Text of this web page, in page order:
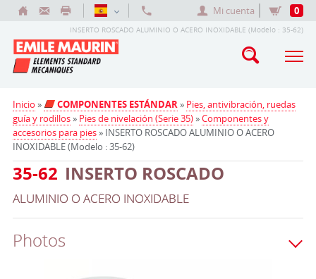
Mi cuenta 0
INSERTO ROSCADO ALUMINIO O ACERO INOXIDABLE (Modelo : 35-62)
Inicio » COMPONENTES ESTÁNDAR» Pies, antivibración, ruedas
guía y rodillos» Pies de nivelación (Serie 35)»Componentes y
accesorios para pies» INSERTO ROSCADO ALUMINIO O ACERO
INOXIDABLE (Modelo : 35-62)
35-62 INSERTO ROSCADO
ALUMINIO O ACERO INOXIDABLE
Photos